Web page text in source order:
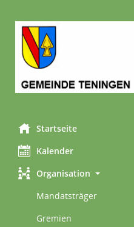
Startseite
Kalender
Organisation
Mandatsträger
Gremien